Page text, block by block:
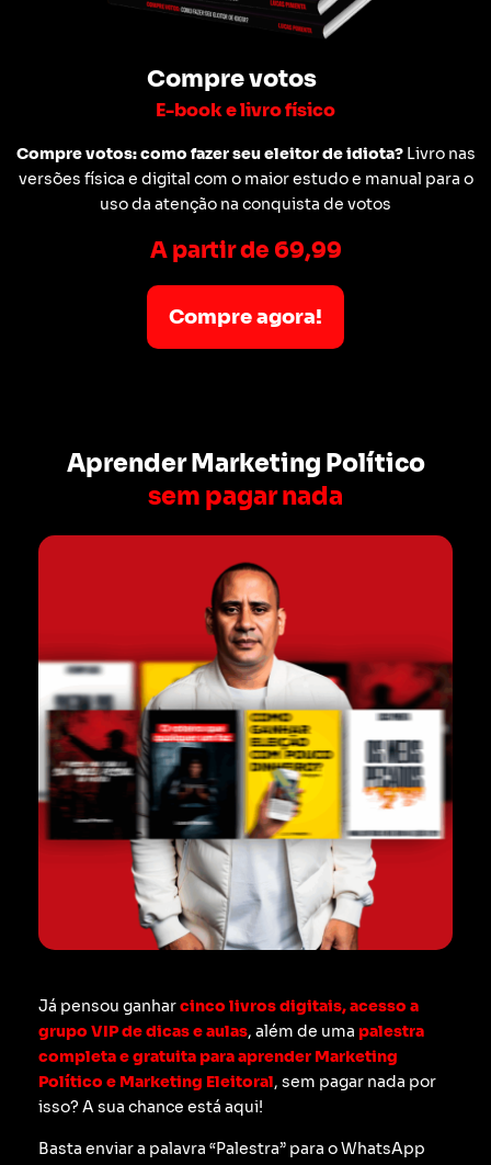
Compre votos
E-book e livro físico
Compre votos: como fazer seu eleitor de idiota?Livro nas
versões física e digital com o maior estudo e manual para o
uso da atenção na conquista de votos
A partir de 69,99
Compre agora!
Aprender Marketing Político
sem pagar nada
Já pensou ganharcinco livros digitais, acesso a
grupo VIP de dicas e aulas, além de uma palestra
completa e gratuita para aprender Marketing
Político e Marketing Eleitoral, sem pagar nada por
isso? A sua chance está aqui!
Basta enviar a palavra “Palestra” para o WhatsApp